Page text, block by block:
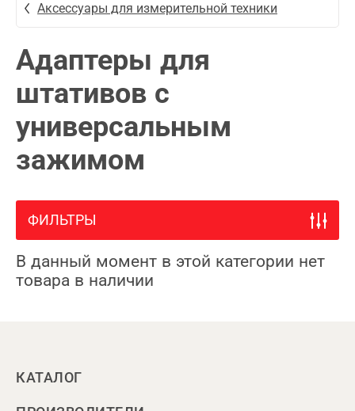
Аксессуары для измерительной техники
Адаптеры для
штативов с
универсальным
зажимом
ФИЛЬТРЫ
В данный момент в этой категории нет
товара в наличии
КАТАЛОГ